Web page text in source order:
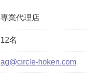
専業代理店
12名
ag@circle-hoken.com